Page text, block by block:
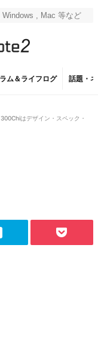
ム＆ライフログ 話題・
はデザイン・スペック・